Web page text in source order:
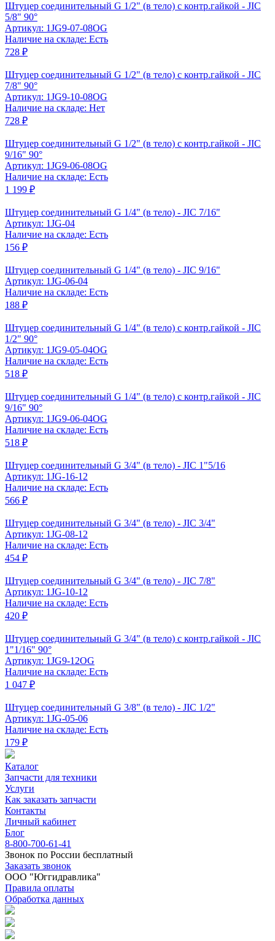
Штуцер соединительный G 1/2" (в тело) с контр.гайкой - JIC
5/8" 90°
Артикул: 1JG9-07-08OG
Наличие на складе: Есть
728 ₽
Штуцер соединительный G 1/2" (в тело) с контр.гайкой - JIC
7/8" 90°
Артикул: 1JG9-10-08OG
Наличие на складе: Нет
728 ₽
Штуцер соединительный G 1/2" (в тело) с контр.гайкой - JIC
9/16" 90°
Артикул: 1JG9-06-08OG
Наличие на складе: Есть
1 199 ₽
Штуцер соединительный G 1/4" (в тело) - JIC 7/16"
Артикул: 1JG-04
Наличие на складе: Есть
156 ₽
Штуцер соединительный G 1/4" (в тело) - JIC 9/16"
Артикул: 1JG-06-04
Наличие на складе: Есть
188 ₽
Штуцер соединительный G 1/4" (в тело) с контр.гайкой - JIC
1/2" 90°
Артикул: 1JG9-05-04OG
Наличие на складе: Есть
518 ₽
Штуцер соединительный G 1/4" (в тело) с контр.гайкой - JIC
9/16" 90°
Артикул: 1JG9-06-04OG
Наличие на складе: Есть
518 ₽
Штуцер соединительный G 3/4" (в тело) - JIC 1"5/16
Артикул: 1JG-16-12
Наличие на складе: Есть
566 ₽
Штуцер соединительный G 3/4" (в тело) - JIC 3/4"
Артикул: 1JG-08-12
Наличие на складе: Есть
454 ₽
Штуцер соединительный G 3/4" (в тело) - JIC 7/8"
Артикул: 1JG-10-12
Наличие на складе: Есть
420 ₽
Штуцер соединительный G 3/4" (в тело) с контр.гайкой - JIC
1"1/16" 90°
Артикул: 1JG9-12OG
Наличие на складе: Есть
1 047 ₽
Штуцер соединительный G 3/8" (в тело) - JIC 1/2"
Артикул: 1JG-05-06
Наличие на складе: Есть
179 ₽
Каталог
Запчасти для техники
Услуги
Как заказать запчасти
Контакты
Личный кабинет
Блог
8-800-700-61-41
Звонок по России бесплатный
Заказать звонок
ООО "Юггидравлика"
Правила оплаты
Обработка данных